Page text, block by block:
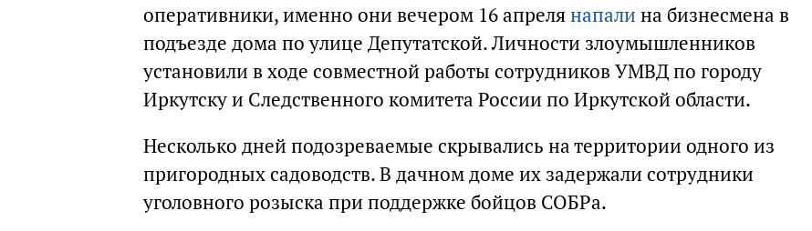
оперативники, именно они вечером 16 апрелянапали на бизнесмена в
подъезде дома по улице Депутатской. Личности злоумышленников
установили в ходе совместной работы сотрудников УМВД по городу
Иркутску и Следственного комитета России по Иркутской области.
Несколько дней подозреваемые скрывались на территории одного из
пригородных садоводств. В дачном доме их задержали сотрудники
уголовного розыска при поддержке бойцов СОБРа.